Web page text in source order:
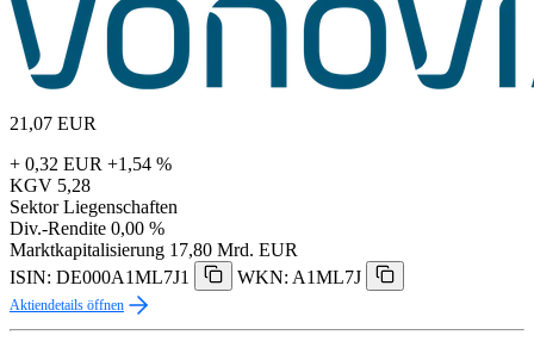
21,07 EUR
+ 0,32 EUR +1,54 %
KGV 5,28
Sektor Liegenschaften
Div.-Rendite 0,00 %
Marktkapitalisierung 17,80 Mrd. EUR
ISIN: DE000A1ML7J1
WKN: A1ML7J
Aktiendetails öffnen